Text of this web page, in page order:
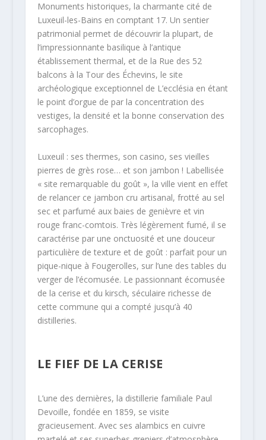
Monuments historiques, la charmante cité de
Luxeuil-les-Bains en comptant 17. Un sentier
patrimonial permet de découvrir la plupart, de
l’impressionnante basilique à l’antique
établissement thermal, et de la Rue des 52
balcons à la Tour des Échevins, le site
archéologique exceptionnel de L’ecclésia en étant
le point d’orgue de par la concentration des
vestiges, la densité et la bonne conservation des
sarcophages.
Luxeuil : ses thermes, son casino, ses vieilles
pierres de grès rose… et son jambon ! Labellisée
« site remarquable du goût », la ville vient en effet
de relancer ce jambon cru artisanal, frotté au sel
sec et parfumé aux baies de genièvre et vin
rouge franc-comtois. Très légèrement fumé, il se
caractérise par une onctuosité et une douceur
particulière de texture et de goût : parfait pour un
pique-nique à Fougerolles, sur l’une des tables du
verger de l’écomusée. Le passionnant écomusée
de la cerise et du kirsch, séculaire richesse de
cette commune qui a compté jusqu’à 40
distilleries.
LE FIEF DE LA CERISE
L’une des dernières, la distillerie familiale Paul
Devoille, fondée en 1859, se visite
gracieusement. Avec ses alambics en cuivre